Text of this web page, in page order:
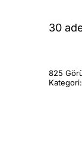
30
825
Kategori: